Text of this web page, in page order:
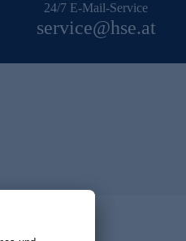
24/7 E-Mail-Service
service@hse.at